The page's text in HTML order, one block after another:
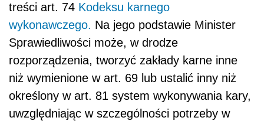
treści art. 74 Kodeksu karnego
wykonawczego. Na jego podstawie Minister
Sprawiedliwości może, w drodze
rozporządzenia, tworzyć zakłady karne inne
niż wymienione w art. 69 lub ustalić inny niż
określony w art. 81 system wykonywania kary,
uwzględniając w szczególności potrzeby w